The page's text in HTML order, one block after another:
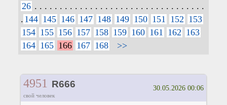
26 . . . . . . . . . . . . . . . . . . . . . . . . . . . . . . . . . .
. 144 145 146 147 148 149 150 151 152 153
154 155 156 157 158 159 160 161 162 163
164 165 166 167 168 >>
4951 R666
свой человек
30.05.2026 00:06